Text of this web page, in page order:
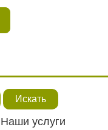
Искать
Наши услуги